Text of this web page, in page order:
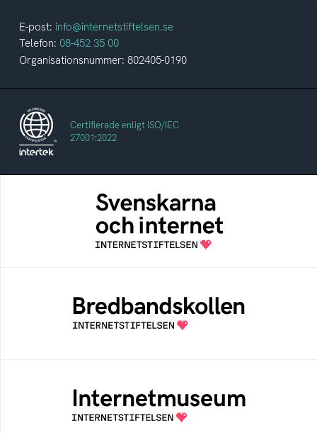
E-post: info@internetstiftelsen.se
Telefon: 08-452 35 00
Organisationsnummer: 802405-0190
Certifierade enligt ISO/IEC
27001:2022
Svenskarna och internet
En årlig studie av svenska folkets
internetvanor
Bredbandskollen är ett oberoende
konsumentverktyg som drivs av
Internetstiftelsen
Ett digitalt museum som byggts, och kureras
av Internetstiftelsen